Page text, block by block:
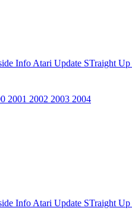
Info Atari Update STraight Up
2001 2002 2003 2004
Info Atari Update STraight Up